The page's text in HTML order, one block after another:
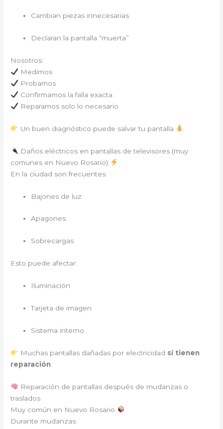
Cambian piezas innecesarias
Declaran la pantalla “muerta”
Nosotros:
Medimos
Probamos
Confirmamos la falla exacta
Reparamos solo lo necesario
Un buen diagnóstico puede salvar tu pantalla
Daños eléctricos en pantallas de televisores (muy
comunes en Nuevo Rosario)
En la ciudad son frecuentes:
Bajones de luz
Apagones
Sobrecargas
Esto puede afectar:
Iluminación
Tarjeta de imagen
Sistema interno
Muchas pantallas dañadas por electricidad sí tienen
reparación
Reparación de pantallas después de mudanzas o
traslados
Muy común en Nuevo Rosario
Durante mudanzas: